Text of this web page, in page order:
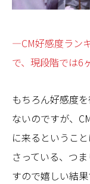
—CM好感度ラン
で、現段階では6
もちろん好感度
ないのですが、
に来るというこ
さっている、つ
すので嬉しい結果